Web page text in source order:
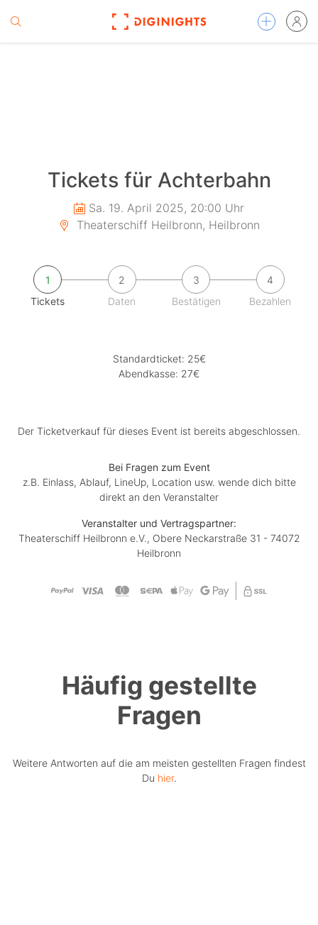
Tickets für Achterbahn
Sa. 19. April 2025, 20:00 Uhr
Theaterschiff Heilbronn, Heilbronn
1
Tickets
2
Daten
3
Bestätigen
4
Bezahlen
Standardticket: 25€
Abendkasse: 27€
Der Ticketverkauf für dieses Event ist bereits abgeschlossen.
Bei Fragen zum Event
z.B. Einlass, Ablauf, LineUp, Location usw. wende dich bitte
direkt an den Veranstalter
Veranstalter und Vertragspartner:
Theaterschiff Heilbronn e.V., Obere Neckarstraße 31 - 74072
Heilbronn
Häufig gestellte
Fragen
Weitere Antworten auf die am meisten gestellten Fragen findest
Du hier.